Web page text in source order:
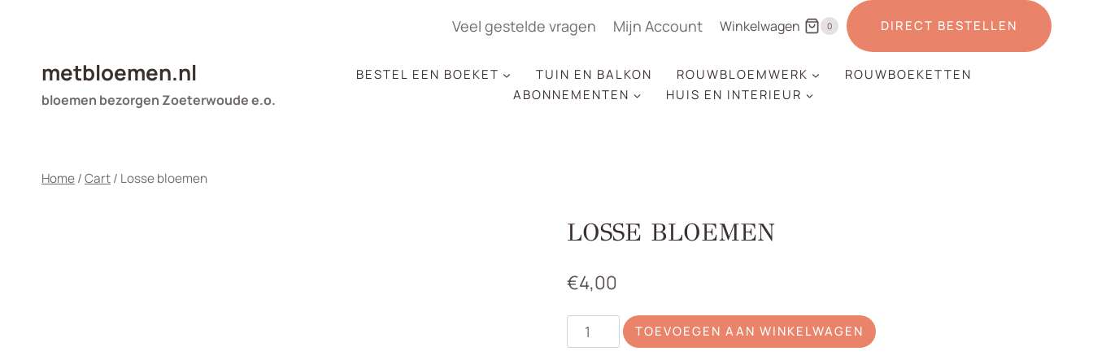
Veel gestelde vragen Mijn Account Winkelwagen 0 DIRECT BESTELLEN
metbloemen.nl
bloemen bezorgen Zoeterwoude e.o.
BESTEL EEN BOEKET TUIN EN BALKON ROUWBLOEMWERK
ROUWBOEKETTEN
ABONNEMENTEN
HUIS EN INTERIEUR
Home/Cart/ Losse bloemen
LOSSE BLOEMEN
€4,00
Losse
bloemen
TOEVOEGEN AAN WINKELWAGEN